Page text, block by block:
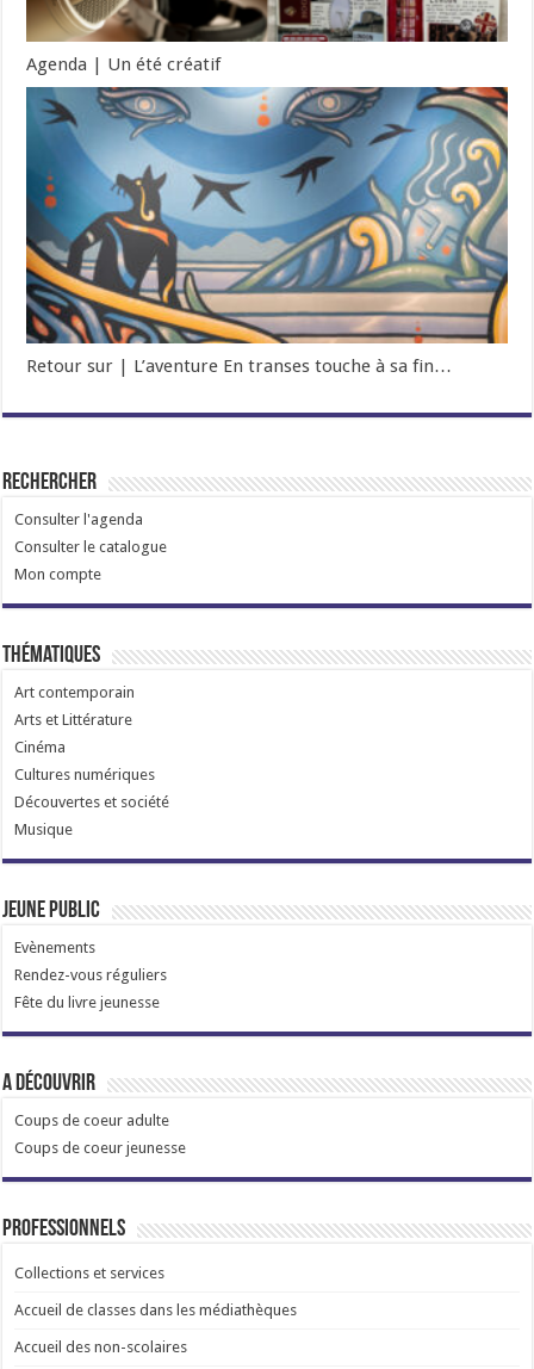
Agenda | Un été créatif
Retour sur | L’aventure En transes touche à sa fin…
Rechercher
Consulter l'agenda
Consulter le catalogue
Mon compte
Thématiques
Art contemporain
Arts et Littérature
Cinéma
Cultures numériques
Découvertes et société
Musique
Jeune public
Evènements
Rendez-vous réguliers
Fête du livre jeunesse
A découvrir
Coups de coeur adulte
Coups de coeur jeunesse
Professionnels
Collections et services
Accueil de classes dans les médiathèques
Accueil des non-scolaires